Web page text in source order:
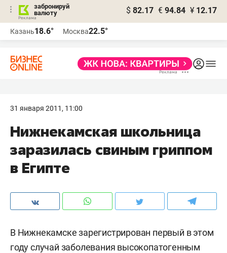
забронируй
валюту
$ 82.17 € 94.84 ¥ 12.17
Казань18.6° Москва22.5°
31 января 2011, 11:00
Нижнекамская школьница
заразилась свиным гриппом
в Египте
В Нижнекамске зарегистрирован первый в этом
году случай заболевания высокопатогенным